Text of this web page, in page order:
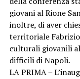
giovani al Rione
inoltre, di aver
territoriale
culturali giovanili
difficili di Napoli.
LA PRIMA –